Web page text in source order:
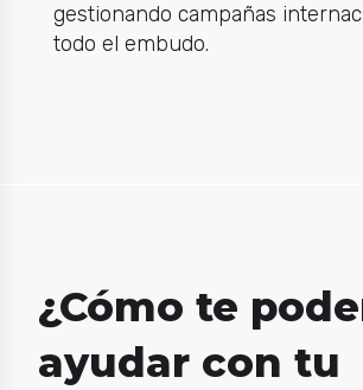
gestionando campañas
todo el embudo.
¿Cómo te
ayudar con tu